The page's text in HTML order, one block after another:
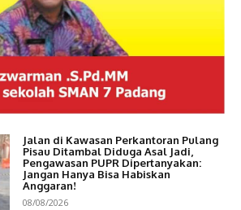
Jalan di Kawasan Perkantoran Pulang
Pisau Ditambal Diduga Asal Jadi,
Pengawasan PUPR Dipertanyakan:
Jangan Hanya Bisa Habiskan
Anggaran!
08/08/2026